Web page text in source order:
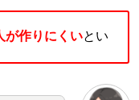
が作りにくいとい